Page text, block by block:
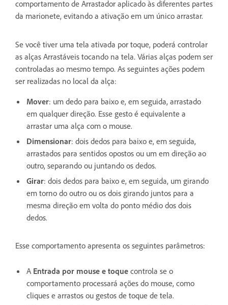
comportamento de Arrastador aplicado às diferentes partes
da marionete, evitando a ativação em um único arrastar.
Se você tiver uma tela ativada por toque, poderá controlar
as alças Arrastáveis tocando na tela. Várias alças podem ser
controladas ao mesmo tempo. As seguintes ações podem
ser realizadas no local da alça:
Mover: um dedo para baixo e, em seguida, arrastado
em qualquer direção. Esse gesto é equivalente a
arrastar uma alça com o mouse.
Dimensionar: dois dedos para baixo e, em seguida,
arrastados para sentidos opostos ou um em direção ao
outro, separando ou juntando os dedos.
Girar: dois dedos para baixo e, em seguida, um girando
em torno do outro ou os dois girando juntos para a
mesma direção em volta do ponto médio dos dois
dedos.
Esse comportamento apresenta os seguintes parâmetros:
A Entrada por mouse e toque controla se o
comportamento processará ações do mouse, como
cliques e arrastos ou gestos de toque de tela.